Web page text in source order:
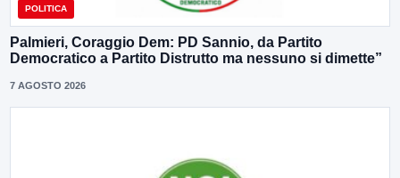
POLITICA
Palmieri, Coraggio Dem: PD Sannio, da Partito
Democratico a Partito Distrutto ma nessuno si dimette”
7 AGOSTO 2026